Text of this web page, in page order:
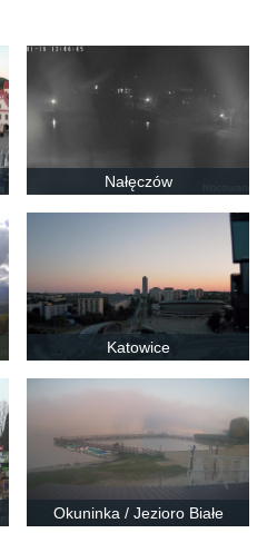
Nałęczów
Katowice
Okuninka / Jezioro Białe